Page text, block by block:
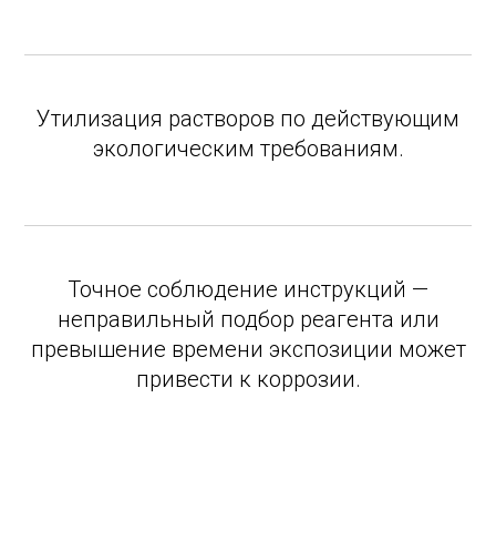
Утилизация растворов по действующим
экологическим требованиям.
Точное соблюдение инструкций —
неправильный подбор реагента или
превышение времени экспозиции может
привести к коррозии.